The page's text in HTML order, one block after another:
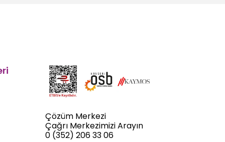
Çözüm Merkezi
Çağrı Merkezimizi Arayın
0 (352) 206 33 06